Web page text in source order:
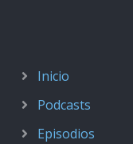
Inicio
Podcasts
Episodios